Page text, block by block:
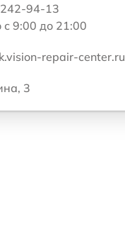
94-13
9:00 до 21:00
repair-center.ru
3